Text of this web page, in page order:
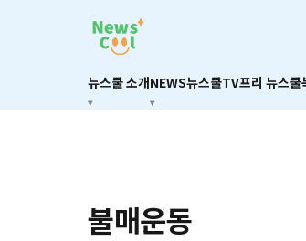
뉴스쿨 소개NEWS뉴스쿨TV프리 뉴스쿨
불매운동